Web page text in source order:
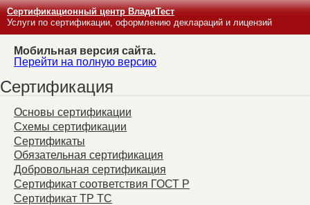
Сертификационный центр ВладиТест
Услуги по сертификации, оформлению деклараций и лицензий
Мобильная версия сайта.
Перейти на полную версию
Сертификация
Основы сертификации
Схемы сертификации
Сертификаты
Обязательная сертификация
Добровольная сертификация
Сертификат соответствия ГОСТ Р
Сертификат ТР ТС